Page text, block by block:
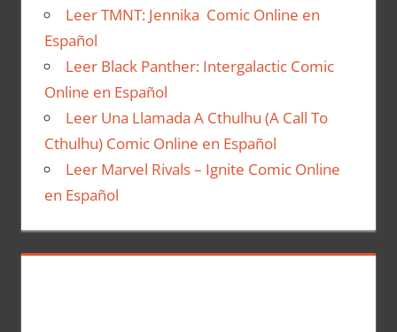
Leer TMNT: Jennika Comic Online en
Español
Leer Black Panther: Intergalactic Comic
Online en Español
Leer Una Llamada A Cthulhu (A Call To
Cthulhu) Comic Online en Español
Leer Marvel Rivals – Ignite Comic Online
en Español